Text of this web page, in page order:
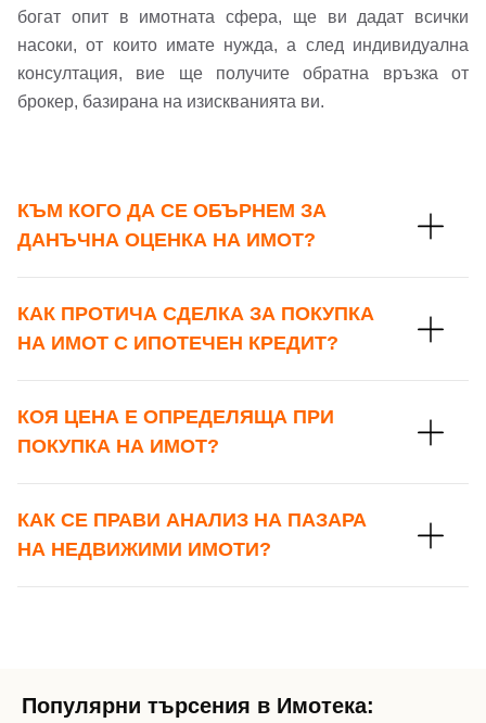
богат опит в имотната сфера, ще ви дадат всички
насоки, от които имате нужда, а след индивидуална
консултация, вие ще получите обратна връзка от
брокер, базирана на изискванията ви.
КЪМ КОГО ДА СЕ ОБЪРНЕМ ЗА
ДАНЪЧНА ОЦЕНКА НА ИМОТ?
КАК ПРОТИЧА СДЕЛКА ЗА ПОКУПКА
НА ИМОТ С ИПОТЕЧЕН КРЕДИТ?
КОЯ ЦЕНА Е ОПРЕДЕЛЯЩА ПРИ
ПОКУПКА НА ИМОТ?
КАК СЕ ПРАВИ АНАЛИЗ НА ПАЗАРА
НА НЕДВИЖИМИ ИМОТИ?
Популярни търсения в Имотека: